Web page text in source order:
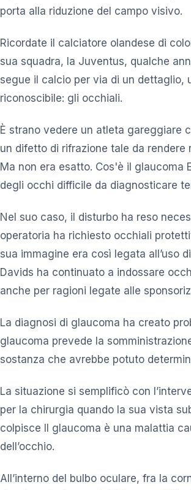
porta alla riduzione del campo visivo.
Ricordate il calciatore olandese di
sua squadra, la Juventus, qualche
segue il calcio per via di un dettaglio,
riconoscibile: gli occhiali.
È strano vedere un atleta gareggiare
un difetto di rifrazione tale da rendere
Ma non era esatto. Cos'è il glaucoma
degli occhi difficile da diagnosticare
Nel suo caso, il disturbo ha reso
operatoria ha richiesto occhiali
sua immagine era così legata all’uso
Davids ha continuato a indossare
anche per ragioni legate alle
La diagnosi di glaucoma ha creato
glaucoma prevede la
sostanza che avrebbe potuto
La situazione si semplificò con
per la chirurgia quando la sua vista
colpisce Il glaucoma è una malattia
dell’occhio.
All’interno del bulbo oculare, fra la